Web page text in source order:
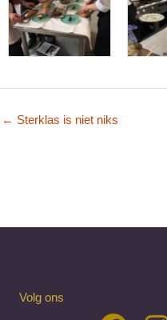
← Sterklas is niet niks
Volg ons